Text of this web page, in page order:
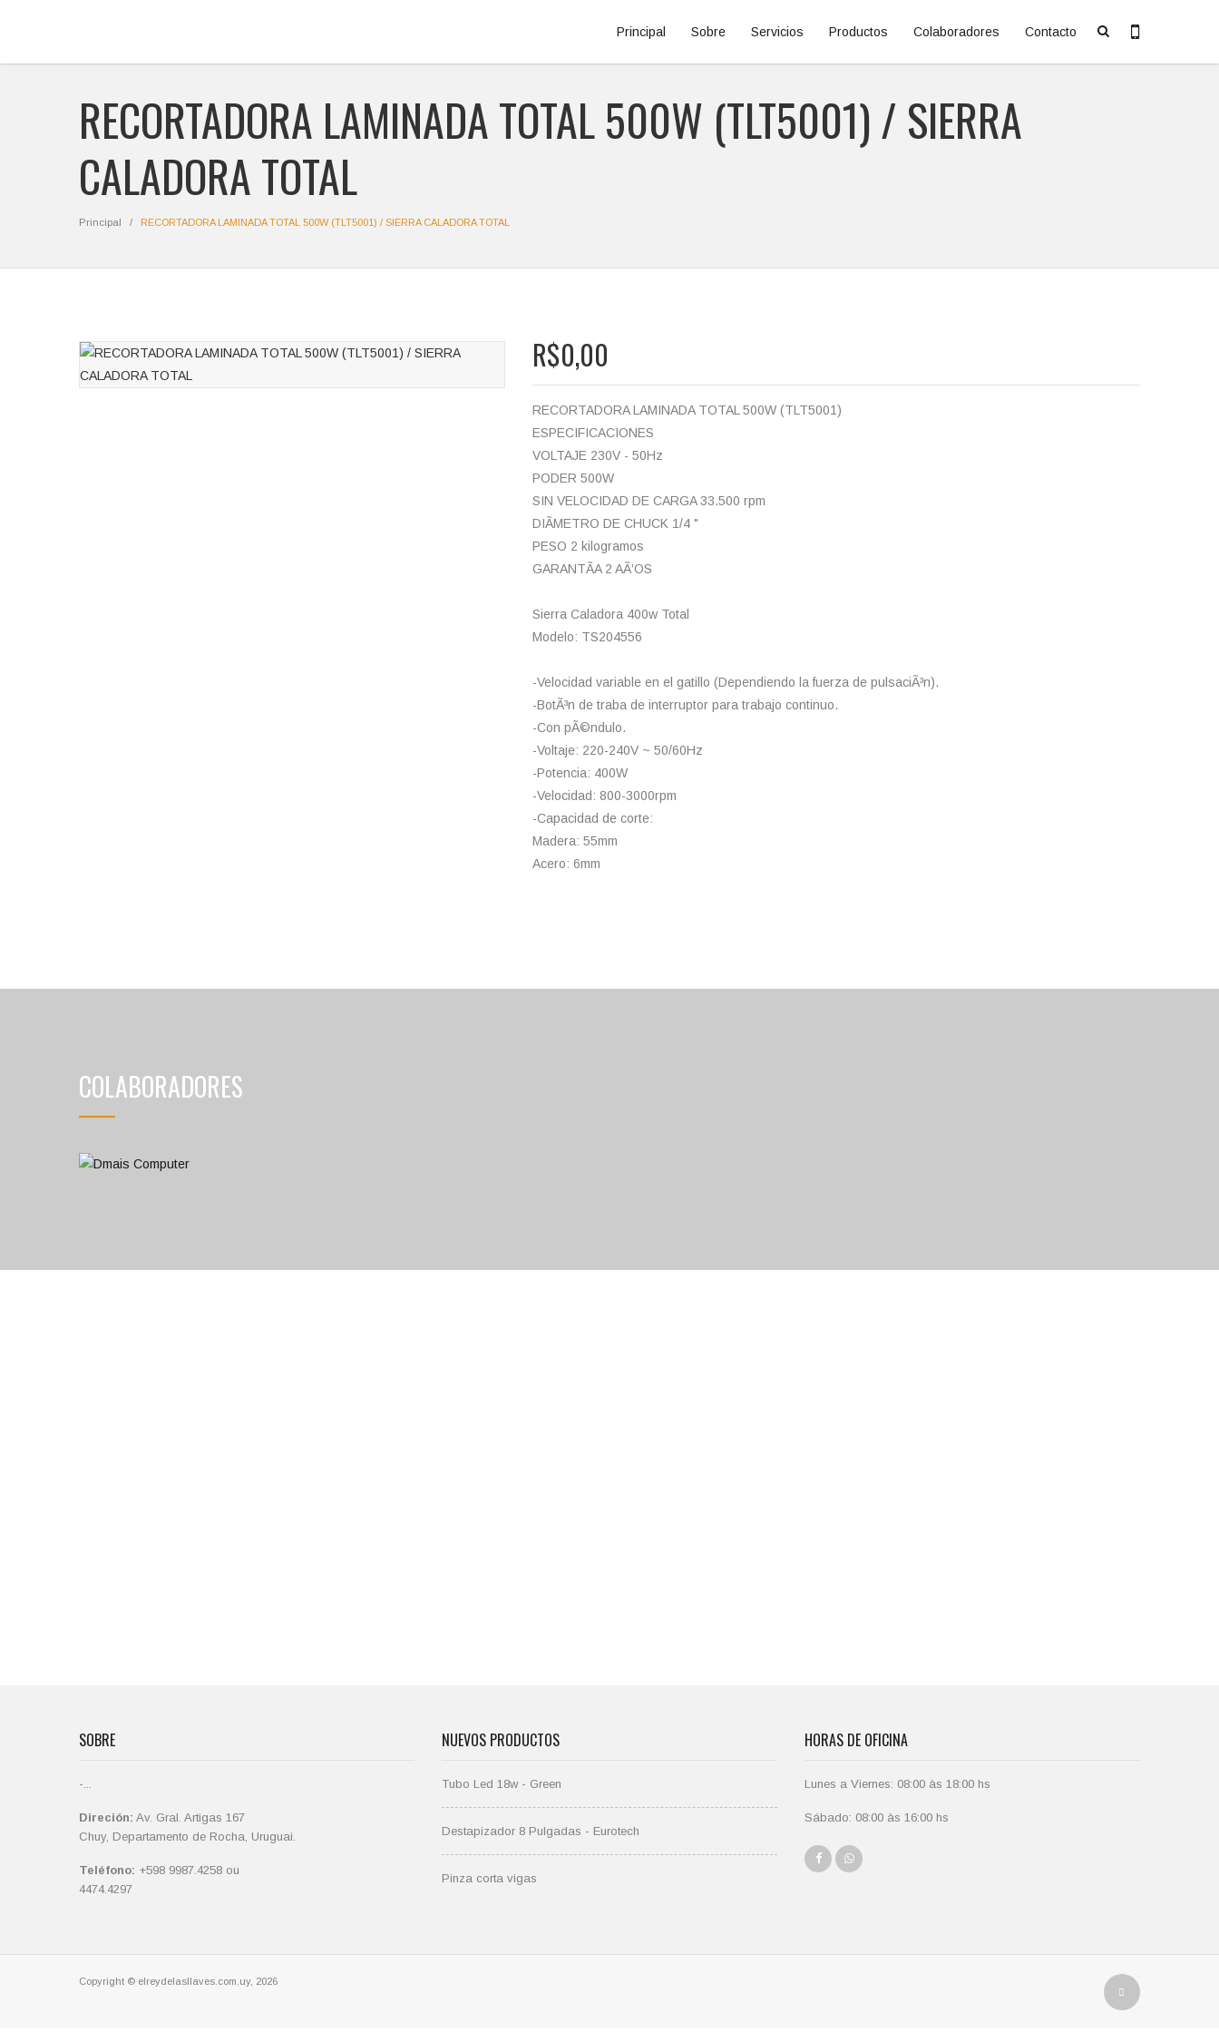
Principal Sobre Servicios Productos Colaboradores Contacto
RECORTADORA LAMINADA TOTAL 500W (TLT5001) / SIERRA
CALADORA TOTAL
Principal RECORTADORA LAMINADA TOTAL 500W (TLT5001) / SIERRA CALADORA TOTAL
R$0,00
RECORTADORA LAMINADA TOTAL 500W (TLT5001)
ESPECIFICACIONES
VOLTAJE 230V - 50Hz
PODER 500W
SIN VELOCIDAD DE CARGA 33.500 rpm
DIÃMETRO DE CHUCK 1/4 "
PESO 2 kilogramos
GARANTÃA 2 AÃ‘OS
Sierra Caladora 400w Total
Modelo: TS204556
-Velocidad variable en el gatillo (Dependiendo la fuerza de pulsaciÃ³n).
-BotÃ³n de traba de interruptor para trabajo continuo.
-Con pÃ©ndulo.
-Voltaje: 220-240V ~ 50/60Hz
-Potencia: 400W
-Velocidad: 800-3000rpm
-Capacidad de corte:
Madera: 55mm
Acero: 6mm
COLABORADORES
SOBRE
-...
Direción: Av. Gral. Artigas 167
Chuy, Departamento de Rocha, Uruguai.
Teléfono: +598 9987.4258 ou
4474.4297
NUEVOS PRODUCTOS
Tubo Led 18w - Green
Destapizador 8 Pulgadas - Eurotech
Pinza corta vigas
HORAS DE OFICINA
Lunes a Viernes: 08:00 às 18:00 hs
Sábado: 08:00 às 16:00 hs
Copyright © elreydelasllaves.com.uy, 2026